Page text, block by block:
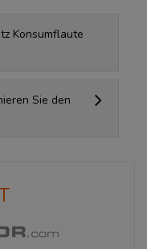
Konsumflaute
Sie den